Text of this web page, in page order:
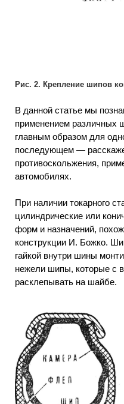
Рис. 2. Крепление шипов
В данной статье мы
применением различных
главным образом для
последующем —
противоскольжения,
автомобилях.
При наличии токарного
цилиндрические или
форм и назначений,
конструкции И. Божко.
гайкой внутри шины
нежели шипы, которые с
расклепывать на шайбе.